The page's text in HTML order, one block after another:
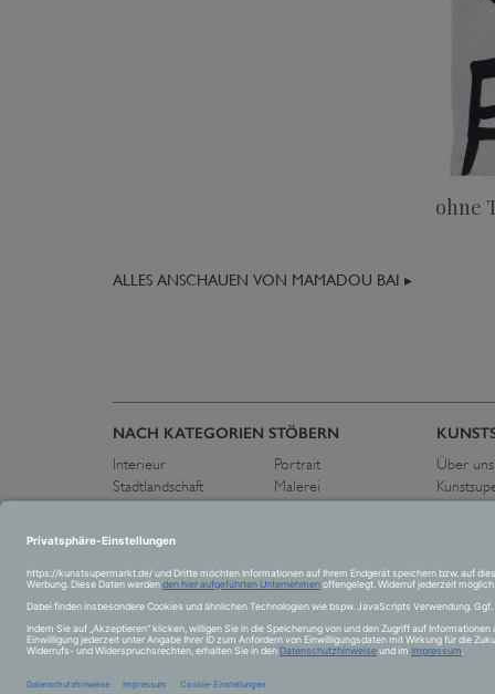
ohne
ALLES ANSCHAUEN VON MAMADOU BAI ▸
NACH KATEGORIEN STÖBERN
Interieur
Stadtlandschaft
Landschaft
Abstrakt
Stillleben
Portrait
Malerei
Collage
Über uns